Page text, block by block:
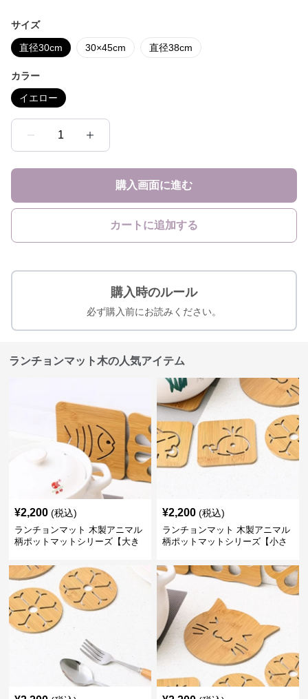
サイズ
直径30cm 30×45cm 直径38cm
カラー
イエロー
1
購入画面に進む
カートに追加する
購入時のルール
必ず購入前にお読みください。
ランチョンマット木の人気アイテム
¥2,200 (税込)
ランチョンマット 木製アニマル
柄ポットマットシリーズ【大き
¥2,200 (税込)
ランチョンマット 木製アニマル
柄ポットマットシリーズ【小さ